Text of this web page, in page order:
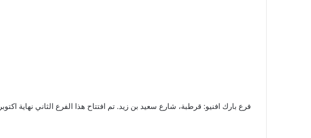
فرع بارك افنيو: قرطبة، شارع سعيد بن زيد. تم افتتاح هذا الفرع الثاني نهاية اكتوبر ٢٠٢٢م. يفتحون من الساعة ٩ص.